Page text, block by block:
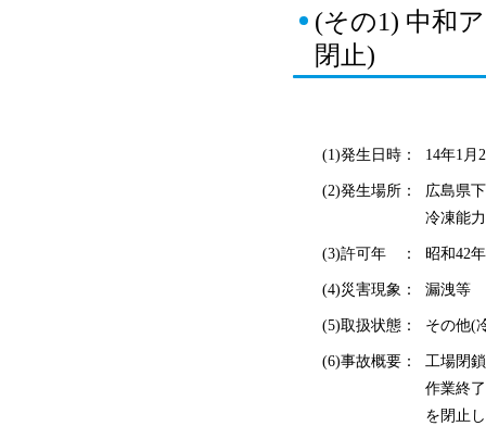
(その1) 中和
閉止)
(1)発生日時： 14年1
(2)発生場所：
広島県
冷凍能
(3)許可年 ： 昭和42年
(4)災害現象： 漏洩等
(5)取扱状態： その他(
(6)事故概要：
工場閉
作業終
を閉止